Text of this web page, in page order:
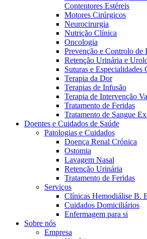
Em diálogo com a B. Braun. Entre em
Contentores Estéreis
Motores Cirúrgicos
Neurocirurgia
Nutrição Clínica
Oncologia
Prevenção e Controlo de
Retenção Urinária e
Suturas e Especialidades
Terapia da Dor
Terapias de Infusão
Terapia de Intervenção
Tratamento de Feridas
Tratamento de Sangue
Doentes e Cuidados de Saúde
Patologias e Cuidados
Doença Renal Crónica
Ostomia
Lavagem Nasal
Retenção Urinária
Tratamento de Feridas
Serviços
Clínicas Hemodiálise B.
Cuidados Domiciliários
Enfermagem para si
Sobre nós
Empresa